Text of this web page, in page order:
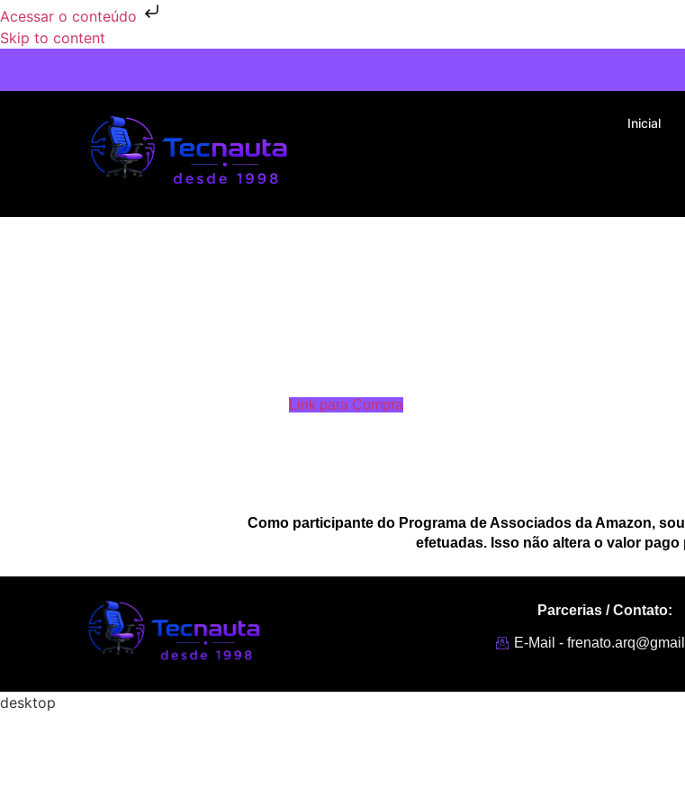
Acessar o conteúdo
Skip to content
Inicial
Link para Compra
Como participante do Programa de Associados da Amazon,
efetuadas. Isso não altera o valor pago
Parcerias / Contato:
E-Mail -